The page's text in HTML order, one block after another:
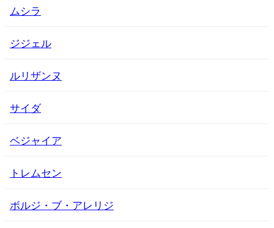
ムシラ
ジジェル
ルリザンヌ
サイダ
ベジャイア
トレムセン
ボルジ・ブ・アレリジ